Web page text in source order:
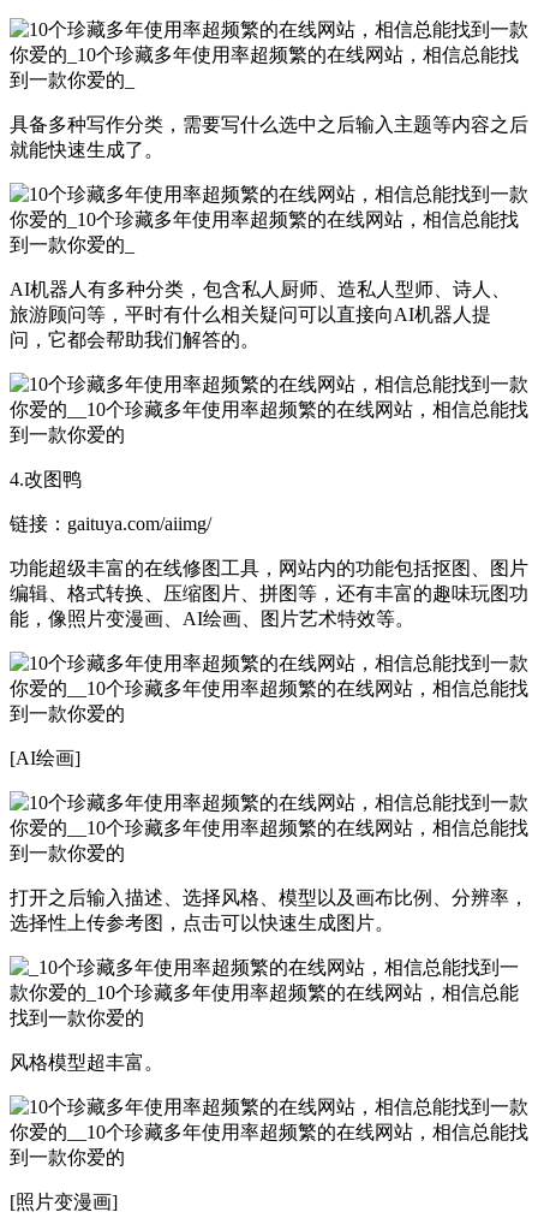
具备多种写作分类，需要写什么选中之后输入主题等内容之后
就能快速生成了。
AI机器人有多种分类，包含私人厨师、造私人型师、诗人、
旅游顾问等，平时有什么相关疑问可以直接向AI机器人提
问，它都会帮助我们解答的。
4.改图鸭
链接：gaituya.com/aiimg/
功能超级丰富的在线修图工具，网站内的功能包括抠图、图片
编辑、格式转换、压缩图片、拼图等，还有丰富的趣味玩图功
能，像照片变漫画、AI绘画、图片艺术特效等。
[AI绘画]
打开之后输入描述、选择风格、模型以及画布比例、分辨率，
选择性上传参考图，点击可以快速生成图片。
风格模型超丰富。
[照片变漫画]